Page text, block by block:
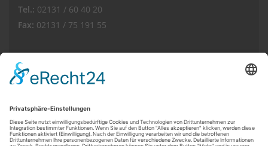
Tel.: 02131 / 60 40 20
Fax: 02131 / 75 191 55
E-Mail:
info(at)thurnerimmobilien.de
Web:
Kundenbewertungen und Erfahrungen zu
THURNER + SÖHNE Immobilien GmbH